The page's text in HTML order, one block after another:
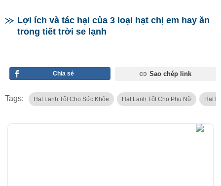
Lợi ích và tác hại của 3 loại hạt chị em hay ăn
trong tiết trời se lạnh
Chia sẻ Sao chép link
Tags: Hạt Lanh Tốt Cho Sức Khỏe Hạt Lanh Tốt Cho Phụ Nữ Hạt